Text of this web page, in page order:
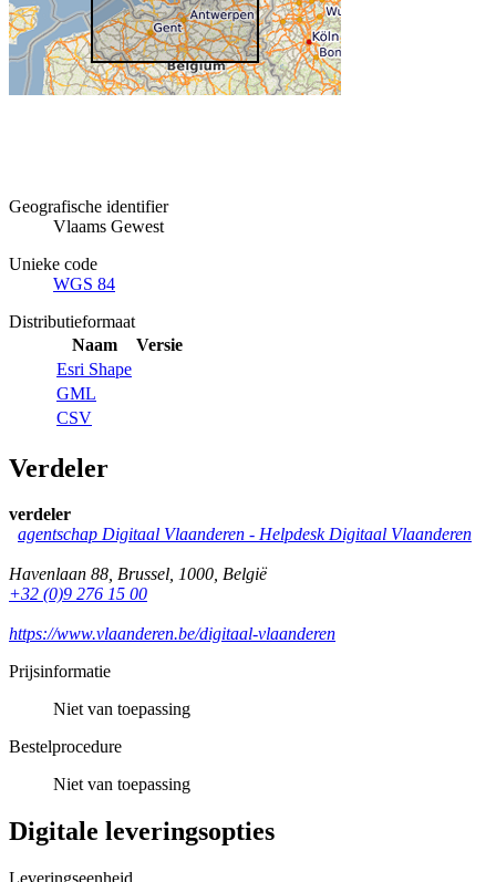
Geografische identifier
Vlaams Gewest
Unieke code
WGS 84
Distributieformaat
Naam
Versie
Esri Shape
GML
CSV
Verdeler
verdeler
agentschap Digitaal Vlaanderen - Helpdesk Digitaal Vlaanderen
Havenlaan 88, Brussel, 1000, België
+32 (0)9 276 15 00
https://www.vlaanderen.be/digitaal-vlaanderen
Prijsinformatie
Niet van toepassing
Bestelprocedure
Niet van toepassing
Digitale leveringsopties